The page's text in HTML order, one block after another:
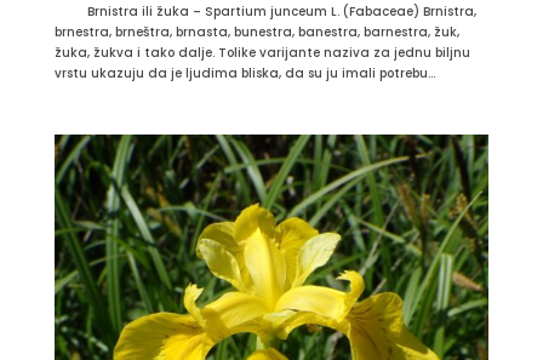
Brnistra ili žuka – Spartium junceum L. (Fabaceae) Brnistra,
brnestra, brneštra, brnasta, bunestra, banestra, barnestra, žuk,
žuka, žukva i tako dalje. Tolike varijante naziva za jednu biljnu
vrstu ukazuju da je ljudima bliska, da su ju imali potrebu...